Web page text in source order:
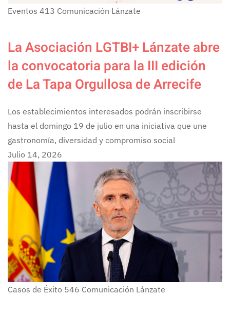
Eventos 413 Comunicación Lánzate
La Asociación LGTBI+ Lánzate abre
la convocatoria para la III edición
de La Tapa Orgullosa de Arrecife
Los establecimientos interesados podrán inscribirse
hasta el domingo 19 de julio en una iniciativa que une
gastronomía, diversidad y compromiso social
Julio 14, 2026
Casos de Éxito 546 Comunicación Lánzate